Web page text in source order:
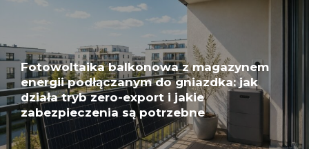
Fotowoltaika balkonowa z magazynem
energii podłączanym do gniazdka: jak
działa tryb zero-export i jakie
zabezpieczenia są potrzebne